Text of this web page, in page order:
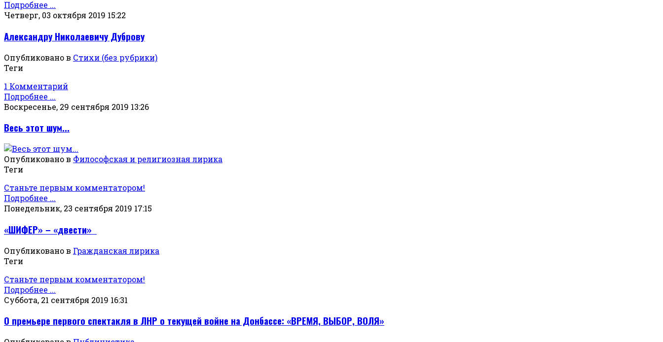
Подробнее ...
Четверг, 03 октября 2019 15:22
Александру Николаевичу Дуброву
Опубликовано в Стихи (без рубрики)
Теги
1 Комментарий
Подробнее ...
Воскресенье, 29 сентября 2019 13:26
Весь этот шум...
Опубликовано в Философская и религиозная лирика
Теги
Станьте первым комментатором!
Подробнее ...
Понедельник, 23 сентября 2019 17:15
«ШИФЕР» – «двести»
Опубликовано в Гражданская лирика
Теги
Станьте первым комментатором!
Подробнее ...
Суббота, 21 сентября 2019 16:31
О премьере первого спектакля в ЛНР о текущей войне на Донбассе: «ВРЕМЯ, ВЫБОР, ВОЛЯ»